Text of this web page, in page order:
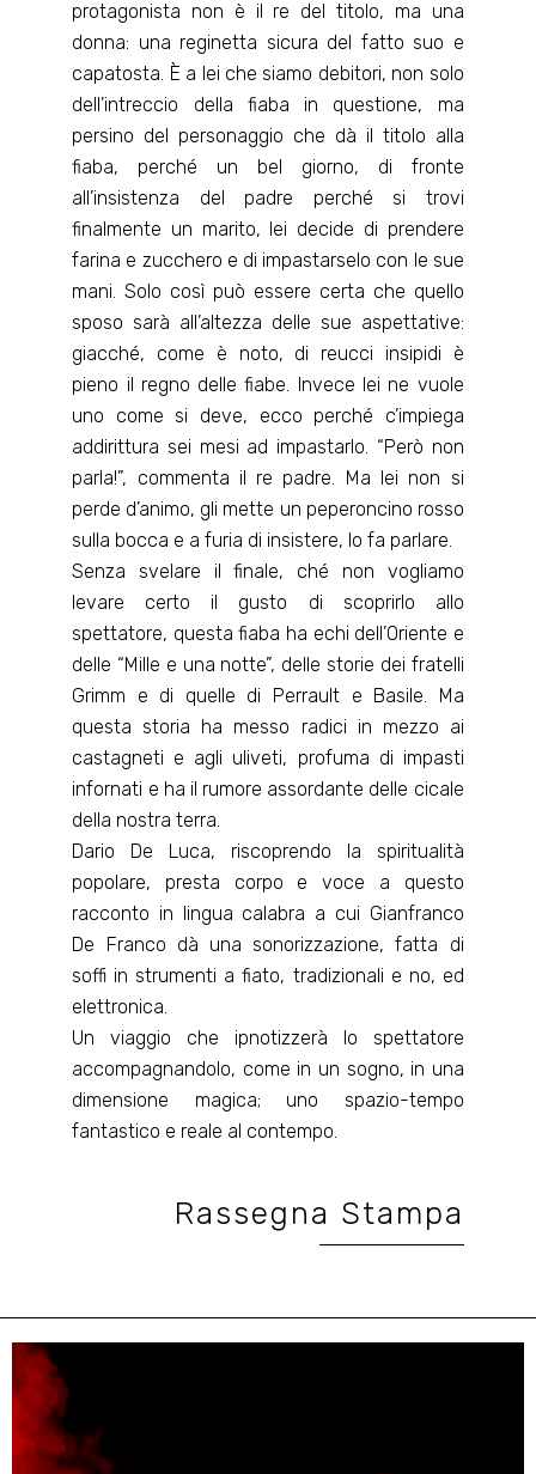
protagonista non è il re del titolo, ma una
donna: una reginetta sicura del fatto suo e
capatosta. È a lei che siamo debitori, non solo
dell’intreccio della fiaba in questione, ma
persino del personaggio che dà il titolo alla
fiaba, perché un bel giorno, di fronte
all’insistenza del padre perché si trovi
finalmente un marito, lei decide di prendere
farina e zucchero e di impastarselo con le sue
mani. Solo così può essere certa che quello
sposo sarà all’altezza delle sue aspettative:
giacché, come è noto, di reucci insipidi è
pieno il regno delle fiabe. Invece lei ne vuole
uno come si deve, ecco perché c’impiega
addirittura sei mesi ad impastarlo. “Però non
parla!”, commenta il re padre. Ma lei non si
perde d’animo, gli mette un peperoncino rosso
sulla bocca e a furia di insistere, lo fa parlare.
Senza svelare il finale, ché non vogliamo
levare certo il gusto di scoprirlo allo
spettatore, questa fiaba ha echi dell’Oriente e
delle “Mille e una notte”, delle storie dei fratelli
Grimm e di quelle di Perrault e Basile. Ma
questa storia ha messo radici in mezzo ai
castagneti e agli uliveti, profuma di impasti
infornati e ha il rumore assordante delle cicale
della nostra terra.
Dario De Luca, riscoprendo la spiritualità
popolare, presta corpo e voce a questo
racconto in lingua calabra a cui Gianfranco
De Franco dà una sonorizzazione, fatta di
soffi in strumenti a fiato, tradizionali e no, ed
elettronica.
Un viaggio che ipnotizzerà lo spettatore
accompagnandolo, come in un sogno, in una
dimensione magica; uno spazio-tempo
fantastico e reale al contempo.
Rassegna Stampa